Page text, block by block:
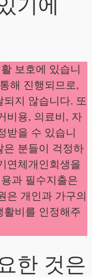
기에
보호에 있습니
해 진행되므로,
되지 않습니다. 또
비용, 의료비, 자
받을 수 있습니
은 분들이 걱정하
연체개인회생을
과 필수지출은
은 개인과 가구의
활비를 인정해주
한 것은